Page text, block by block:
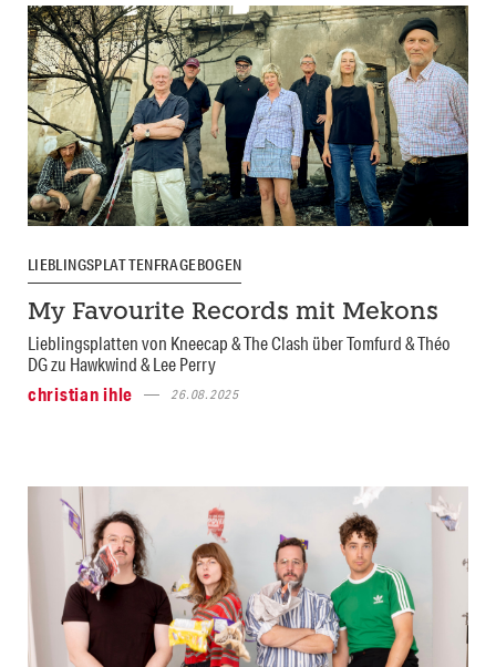
LIEBLINGSPLATTENFRAGEBOGEN
My Favourite Records mit Mekons
Lieblingsplatten von Kneecap & The Clash über Tomfurd & Théo
DG zu Hawkwind & Lee Perry
christian ihle
26.08.2025